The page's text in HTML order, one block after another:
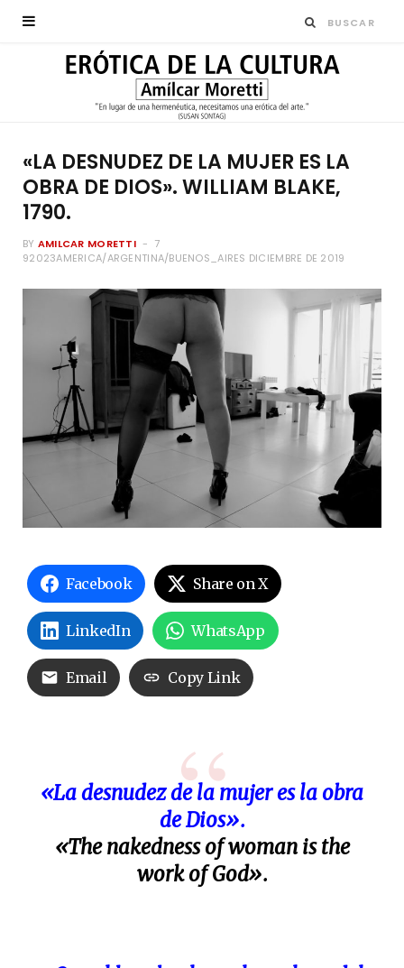
«LA DESNUDEZ DE LA MUJER ES LA
OBRA DE DIOS». WILLIAM BLAKE,
1790.
BY AMILCAR MORETTI
7
92023AMERICA/ARGENTINA/BUENOS_AIRES DICIEMBRE DE 2019
Facebook Share on X
LinkedIn WhatsApp
Email Copy Link
«La desnudez de la mujer es la obra
de Dios».
«The nakedness of woman is the
work of God».